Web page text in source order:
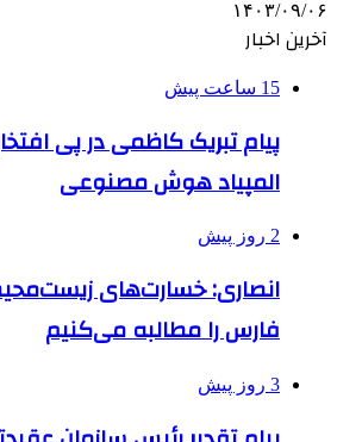
۱۴۰۳/۰۹/۰۶
آخرین اخبار
15 ساعت پیش
پیام تبریک کاظمی در پی
المپیاد هوش مصنوعی
2 روز پیش
انصاری: خسارت‌های
فارس را مطالبه‌ می‌کنیم
3 روز پیش